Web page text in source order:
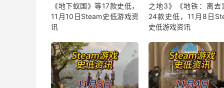
《地下蚁国》等17款史低，
11月10日Steam史低游戏资
讯
之地3》《地铁：离去
24款史低，11月8日
史低游戏资讯